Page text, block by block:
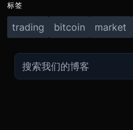
标签
trading bitcoin market